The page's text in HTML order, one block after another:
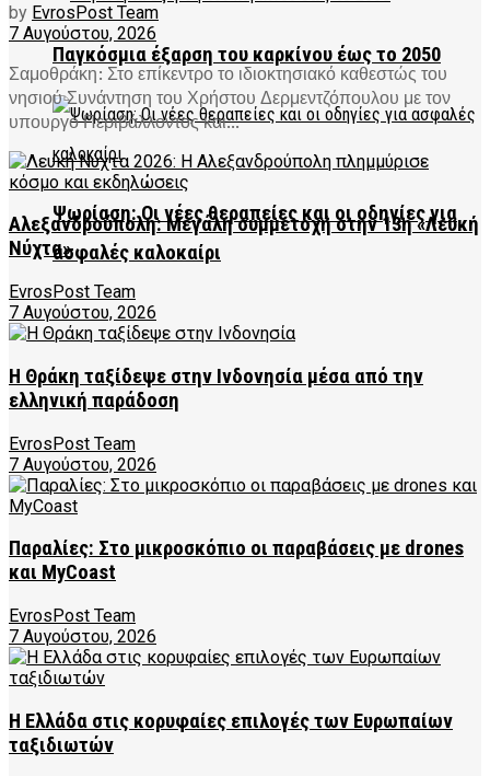
Παγκόσμια έξαρση του καρκίνου έως το 2050
Ψωρίαση: Οι νέες θεραπείες και οι οδηγίες για
ασφαλές καλοκαίρι
by EvrosPost Team
7 Αυγούστου, 2026
Σαμοθράκη: Στο επίκεντρο το ιδιοκτησιακό καθεστώς του
νησιού Συνάντηση του Χρήστου Δερμεντζόπουλου με τον
υπουργό Περιβάλλοντος και...
Αλεξανδρούπολη: Μεγάλη συμμετοχή στην 13η «Λευκή
Νύχτα»
EvrosPost Team
7 Αυγούστου, 2026
Η Θράκη ταξίδεψε στην Ινδονησία μέσα από την
ελληνική παράδοση
EvrosPost Team
7 Αυγούστου, 2026
Παραλίες: Στο μικροσκόπιο οι παραβάσεις με drones
και MyCoast
EvrosPost Team
7 Αυγούστου, 2026
Η Ελλάδα στις κορυφαίες επιλογές των Ευρωπαίων
ταξιδιωτών